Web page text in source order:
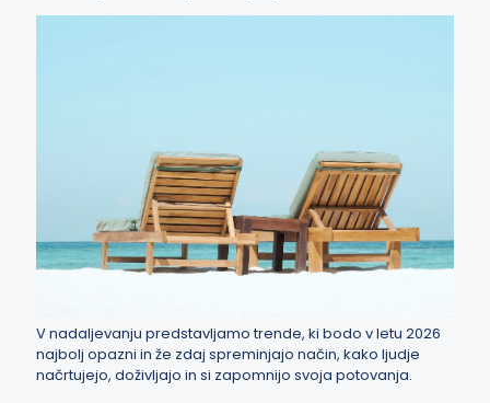
V nadaljevanju predstavljamo trende, ki bodo v letu 2026
najbolj opazni in že zdaj spreminjajo način, kako ljudje
načrtujejo, doživljajo in si zapomnijo svoja potovanja.